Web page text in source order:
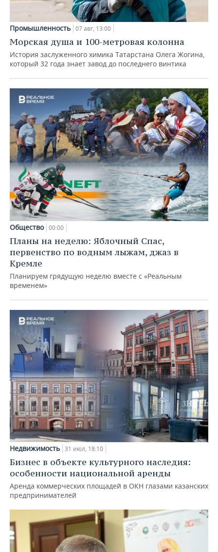
Промышленность 07 авг, 13:00
Морская душа и 100-метровая колонна
История заслуженного химика Татарстана Олега Жогина,
который 32 года знает завод до последнего винтика
Общество 00:00
Планы на неделю: Яблочный Спас,
первенство по водным лыжам, джаз в
Кремле
Планируем грядущую неделю вместе с «Реальным
временем»
Недвижимость 31 июл, 18:10
Бизнес в объекте культурного наследия:
особенности национальной аренды
Аренда коммерческих площадей в ОКН глазами казанских
предпринимателей